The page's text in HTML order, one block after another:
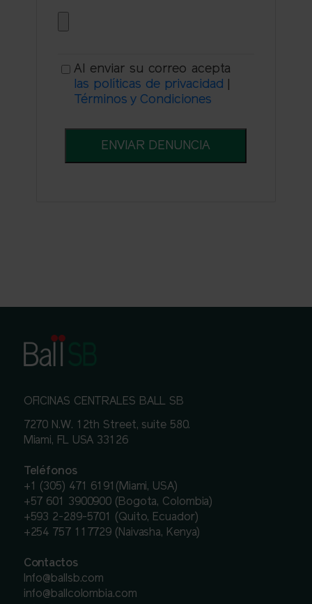
Al enviar su correo acepta
las políticas de privacidad
Términos y Condiciones
OFICINAS CENTRALES BALL SB
7270 N.W. 12th Street, suite 580.
Miami, FL USA 33126
Teléfonos
+1 (305) 471 6191(Miami, USA)
+57 601 3900900 (Bogota, Colombia)
+593 2-289-5701 (Quito, Ecuador)
+254 757 117729 (Naivasha, Kenya)
Contactos
Info@ballsb.com
info@ballcolombia.com